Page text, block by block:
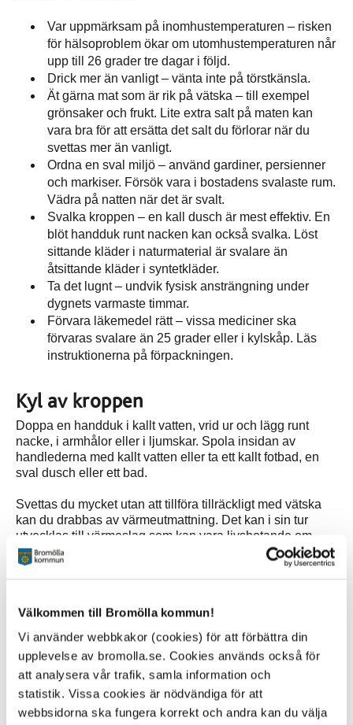
Välkommen till Bromölla kommun!
Vi använder webbkakor (cookies) för att förbättra din
upplevelse av bromolla.se. Cookies används också för
att analysera vår trafik, samla information och
statistik. Vissa cookies är nödvändiga för att
webbsidorna ska fungera korrekt och andra kan du välja
Var uppmärksam på inomhustemperaturen – risken
för hälsoproblem ökar om utomhustemperaturen når
upp till 26 grader tre dagar i följd.
Drick mer än vanligt – vänta inte på törstkänsla.
Ät gärna mat som är rik på vätska – till exempel
grönsaker och frukt. Lite extra salt på maten kan
vara bra för att ersätta det salt du förlorar när du
svettas mer än vanligt.
Ordna en sval miljö – använd gardiner, persienner
och markiser. Försök vara i bostadens svalaste rum.
Vädra på natten när det är svalt.
Svalka kroppen – en kall dusch är mest effektiv. En
blöt handduk runt nacken kan också svalka. Löst
sittande kläder i naturmaterial är svalare än
åtsittande kläder i syntetkläder.
Ta det lugnt – undvik fysisk ansträngning under
dygnets varmaste timmar.
Förvara läkemedel rätt – vissa mediciner ska
förvaras svalare än 25 grader eller i kylskåp. Läs
instruktionerna på förpackningen.
Kyl av kroppen
Doppa en handduk i kallt vatten, vrid ur och lägg runt
nacke, i armhålor eller i ljumskar. Spola insidan av
handlederna med kallt vatten eller ta ett kallt fotbad, en
sval dusch eller ett bad.
Svettas du mycket utan att tillföra tillräckligt med vätska
kan du drabbas av värmeutmattning. Det kan i sin tur
utvecklas till värmeslag som kan vara livshotande om
man inte får vård.
Trötthet
Irritation
Huvudvärk
Yrsel
Varningstecken på värmeslag: